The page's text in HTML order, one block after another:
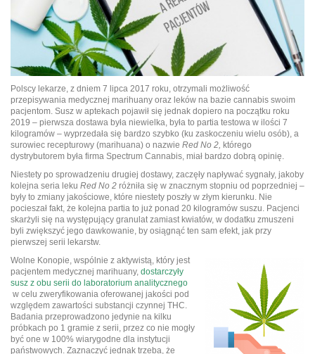
Polscy lekarze, z dniem 7 lipca 2017 roku, otrzymali możliwość
przepisywania medycznej marihuany oraz leków na bazie cannabis swoim
pacjentom. Susz w aptekach pojawił się jednak dopiero na początku roku
2019 – pierwsza dostawa była niewielka, była to partia testowa w ilości 7
kilogramów – wyprzedała się bardzo szybko (ku zaskoczeniu wielu osób), a
surowiec recepturowy (marihuana) o nazwie Red No 2, którego
dystrybutorem była firma Spectrum Cannabis, miał bardzo dobrą opinię.
Niestety po sprowadzeniu drugiej dostawy, zaczęły napływać sygnały, jakoby
kolejna seria leku Red No 2 różniła się w znacznym stopniu od poprzedniej –
były to zmiany jakościowe, które niestety poszły w złym kierunku. Nie
pocieszał fakt, że kolejna partia to już ponad 20 kilogramów suszu. Pacjenci
skarżyli się na występujący granulat zamiast kwiatów, w dodatku zmuszeni
byli zwiększyć jego dawkowanie, by osiągnąć ten sam efekt, jak przy
pierwszej serii lekarstw.
Wolne Konopie, wspólnie z aktywistą, który jest
pacjentem medycznej marihuany, dostarczyły
susz z obu serii do laboratorium analitycznego
w celu zweryfikowania oferowanej jakości pod
względem zawartości substancji czynnej THC.
Badania przeprowadzono jedynie na kilku
próbkach po 1 gramie z serii, przez co nie mogły
być one w 100% wiarygodne dla instytucji
państwowych. Zaznaczyć jednak trzeba, że